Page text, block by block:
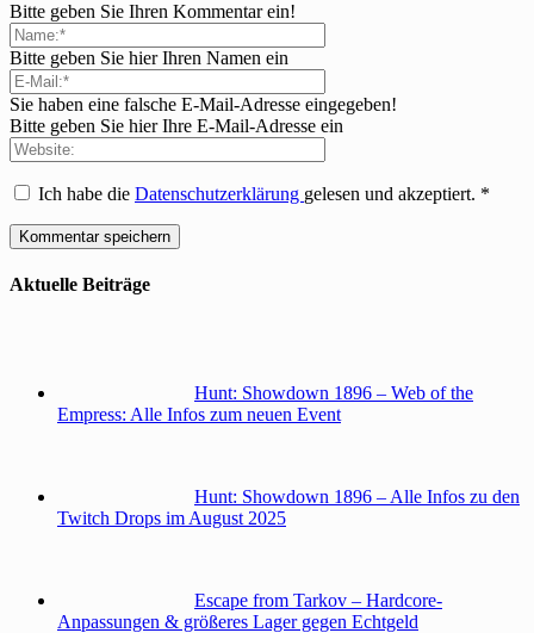
Bitte geben Sie Ihren Kommentar ein!
Bitte geben Sie hier Ihren Namen ein
Sie haben eine falsche E-Mail-Adresse eingegeben!
Bitte geben Sie hier Ihre E-Mail-Adresse ein
Ich habe die Datenschutzerklärung gelesen und akzeptiert. *
Aktuelle Beiträge
Hunt: Showdown 1896 – Web of the
Empress: Alle Infos zum neuen Event
Hunt: Showdown 1896 – Alle Infos zu den
Twitch Drops im August 2025
Escape from Tarkov – Hardcore-
Anpassungen & größeres Lager gegen Echtgeld